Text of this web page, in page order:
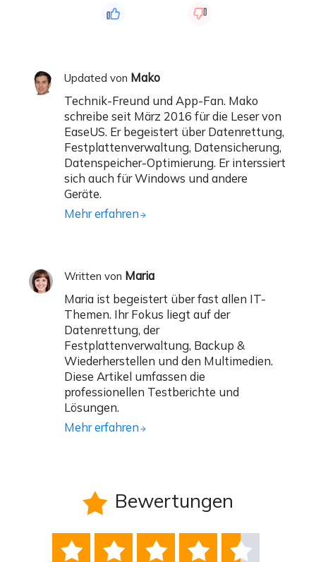
Updated von Mako
Technik-Freund und App-Fan. Mako
schreibe seit März 2016 für die Leser von
EaseUS. Er begeistert über Datenrettung,
Festplattenverwaltung, Datensicherung,
Datenspeicher-Optimierung. Er interssiert
sich auch für Windows und andere
Geräte.
Mehr erfahren
Written von Maria
Maria ist begeistert über fast allen IT-
Themen. Ihr Fokus liegt auf der
Datenrettung, der
Festplattenverwaltung, Backup &
Wiederherstellen und den Multimedien.
Diese Artikel umfassen die
professionellen Testberichte und
Lösungen.
Mehr erfahren
 Bewertungen
    